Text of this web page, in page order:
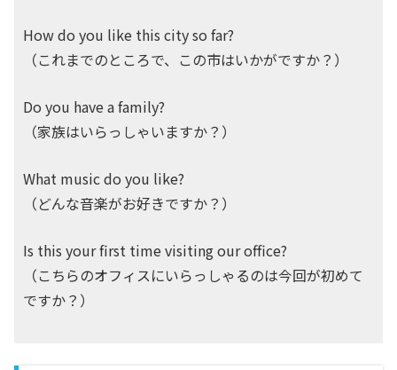
How do you like this city so far?
（これまでのところで、この市はいかがですか？）
Do you have a family?
（家族はいらっしゃいますか？）
What music do you like?
（どんな音楽がお好きですか？）
Is this your first time visiting our office?
（こちらのオフィスにいらっしゃるのは今回が初めて
ですか？）